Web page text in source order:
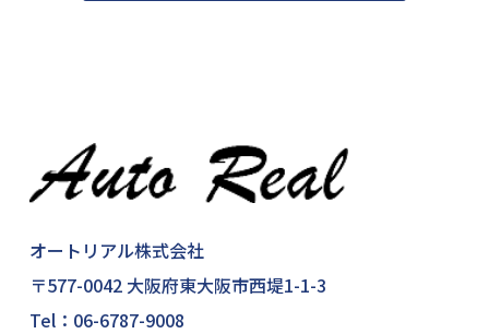
オートリアル株式会社
〒577-0042 大阪府東大阪市西堤1-1-3
Tel： 06-6787-9008